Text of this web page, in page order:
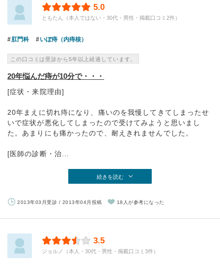
5.0
ともたん（本人ではない・30代・男性・掲載口コミ2件）
肛門科 いぼ痔（内痔核）
この口コミは受診から5年以上経過しています。
20年悩んだ痔が10分で・・・
[症状・来院理由]
20年まえに切れ痔になり、痛いのを我慢してきてしまったせ
いで症状が悪化してしまったので受けてみようと思いまし
た。あまりにも痛かったので、耐えきれませんでした。
[医師の診断・治...
続きを読む
2013年03月受診 / 2013年04月投稿 18人が参考になった
3.5
ジョルノ（本人・30代・男性・掲載口コミ3件）